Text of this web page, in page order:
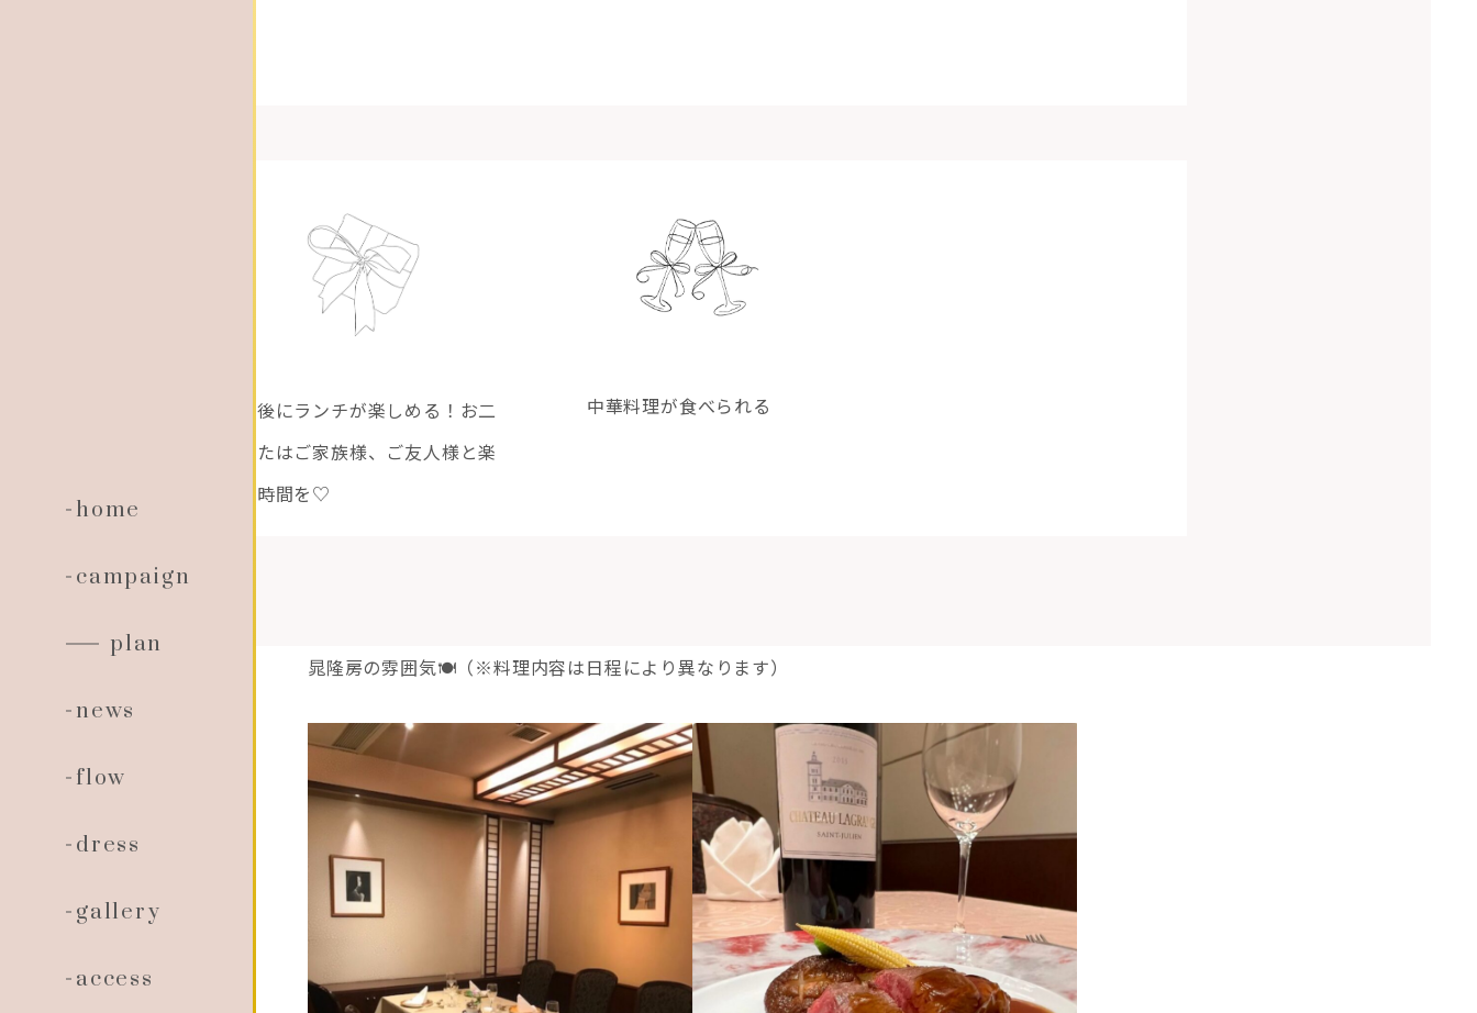
home
campaign
plan
news
flow
dress
gallery
access
撮影後にランチが楽しめる！ お二
人またはご家族様、 ご友人様と楽
しい時間を♡
中華料理が食べられる
晁隆房の雰囲気🍽️（※料理内容は日程により異なります）